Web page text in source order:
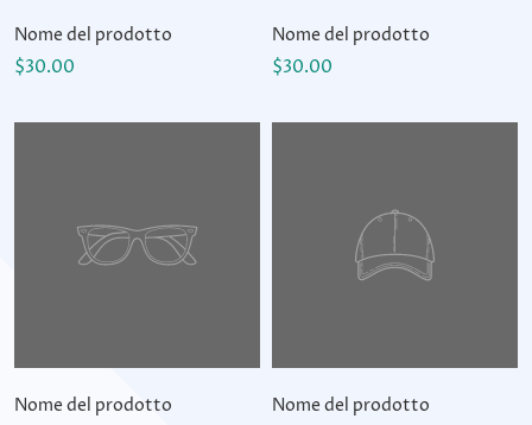
Nome del prodotto
$30.00
Nome del prodotto
$30.00
Nome del prodotto
Nome del prodotto